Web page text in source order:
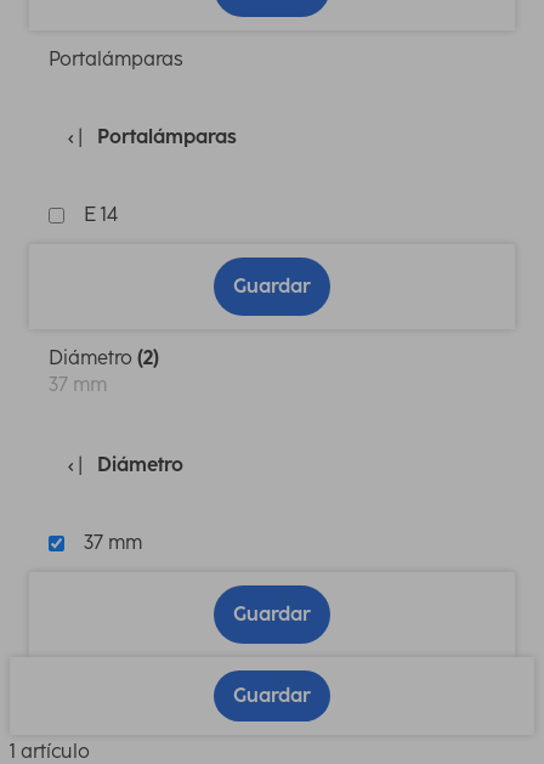
Portalámparas
Portalámparas
E 14
Guardar
Diámetro (2)
37 mm
Diámetro
37 mm
Guardar
Guardar
1 artículo